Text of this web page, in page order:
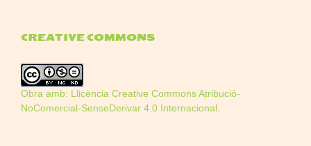
CREATIVE COMMONS
Obra amb: Llicència Creative Commons Atribució-
NoComercial-SenseDerivar 4.0 Internacional